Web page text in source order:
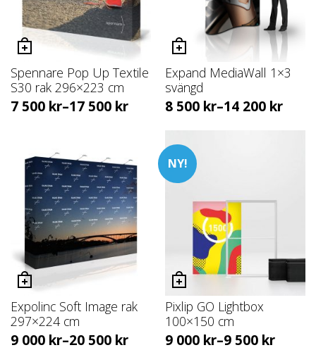
Spennare Pop Up Textile
S30 rak 296×223 cm
7 500 kr–17 500 kr
Expand MediaWall 1×3
svängd
8 500 kr–14 200 kr
Expolinc Soft Image rak
297×224 cm
9 000 kr–20 500 kr
NY!
Pixlip GO Lightbox
100×150 cm
9 000 kr–9 500 kr